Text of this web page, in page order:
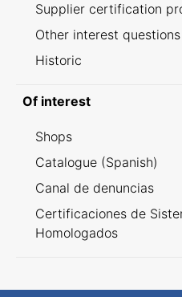
Supplier certification
Other interest questions
Historic
Of interest
Shops
Catalogue (Spanish)
Canal de denuncias
Certificaciones de
Homologados